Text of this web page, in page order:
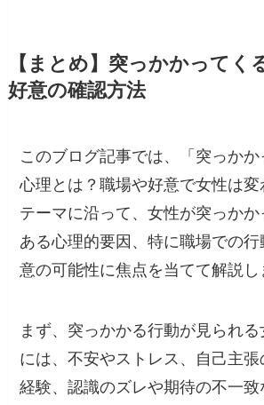
【まとめ】突っかかってく
好意の確認方法
このブログ記事では、「突っか
心理とは？職場や好意で女性は変
テーマに沿って、女性が突っか
ある心理的要因、特に職場での
意の可能性に焦点を当てて解説し
まず、突っかかる行動が見られ
には、不安やストレス、自己主
経験、認識のズレや期待の不一致